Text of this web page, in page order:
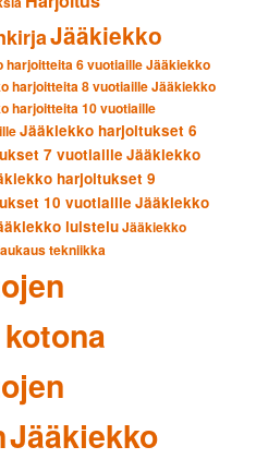
Jääkiekko
harjoitteita 6 vuotiailleJääkiekko
harjoitteita 8 vuotiailleJääkiekko
harjoitteita 10 vuotiaille
Jääkiekko harjoitukset 6
7 vuotiaille Jääkiekko
harjoitukset 9
10 vuotiaille Jääkiekko
luisteluJääkiekko
tekniikka
Jääkiekko